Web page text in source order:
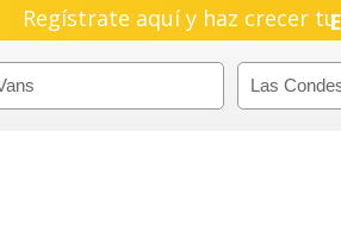
Regístrate aquí y haz crecer tu